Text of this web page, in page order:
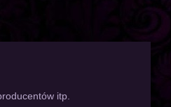
itp.